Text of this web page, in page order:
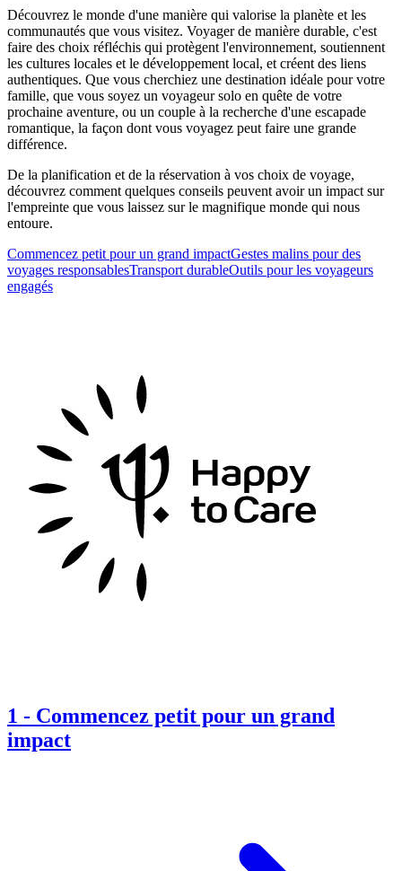
Découvrez le monde d'une manière qui valorise la planète et les
communautés que vous visitez. Voyager de manière durable, c'est
faire des choix réfléchis qui protègent l'environnement, soutiennent
les cultures locales et le développement local, et créent des liens
authentiques. Que vous cherchiez une destination idéale pour votre
famille, que vous soyez un voyageur solo en quête de votre
prochaine aventure, ou un couple à la recherche d'une escapade
romantique, la façon dont vous voyagez peut faire une grande
différence.
De la planification et de la réservation à vos choix de voyage,
découvrez comment quelques conseils peuvent avoir un impact sur
l'empreinte que vous laissez sur le magnifique monde qui nous
entoure.
Commencez petit pour un grand impactGestes malins pour des
voyages responsablesTransport durableOutils pour les voyageurs
engagés
1 - Commencez petit pour un grand
impact